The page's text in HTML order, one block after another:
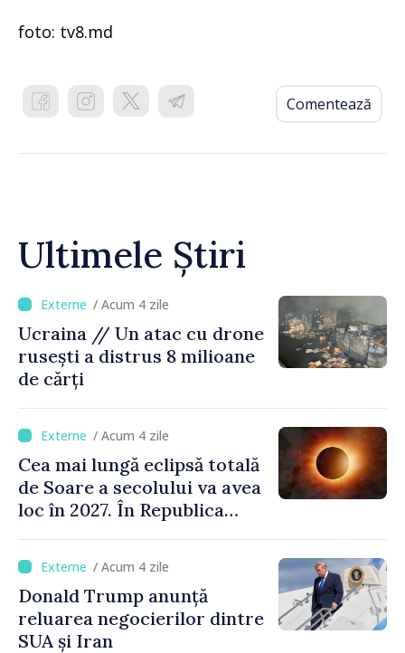
foto: tv8.md
Comentează
Ultimele Știri
/ Acum 4 zile
Ucraina // Un atac cu drone
rusești a distrus 8 milioane
de cărți
/ Acum 4 zile
Cea mai lungă eclipsă totală
de Soare a secolului va avea
loc în 2027. În Republica
acoperit în proporție de
până la 44%/ Acum 4 zile
Donald Trump anunță
reluarea negocierilor dintre
SUA și Iran